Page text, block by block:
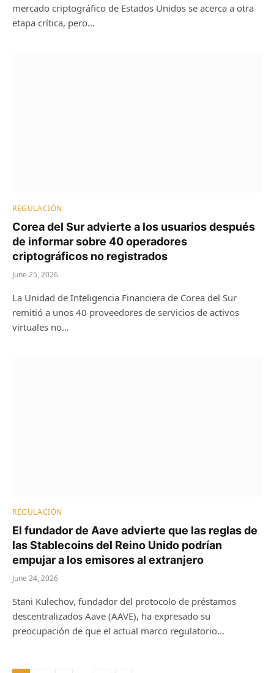
mercado criptográfico de Estados Unidos se acerca a otra
etapa crítica, pero…
REGULACIÓN
Corea del Sur advierte a los usuarios después
de informar sobre 40 operadores
criptográficos no registrados
June 25, 2026
La Unidad de Inteligencia Financiera de Corea del Sur
remitió a unos 40 proveedores de servicios de activos
virtuales no…
REGULACIÓN
El fundador de Aave advierte que las reglas de
las Stablecoins del Reino Unido podrían
empujar a los emisores al extranjero
June 24, 2026
Stani Kulechov, fundador del protocolo de préstamos
descentralizados Aave (AAVE), ha expresado su
preocupación de que el actual marco regulatorio…